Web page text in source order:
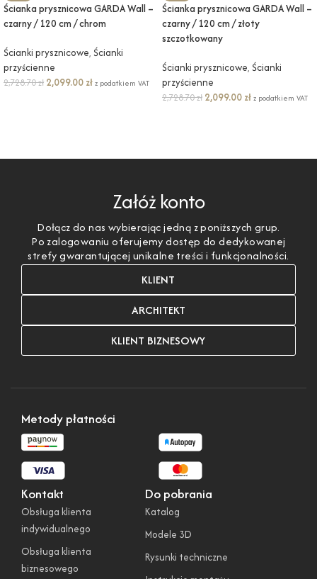
Ścianka prysznicowa GARDA Wall –
czarny / 120 cm / chrom
Ścianki prysznicowe, Ścianki
przyścienne
2,728.70zł 2,099.00 złz podatkiem VAT
Ścianka prysznicowa GARDA Wall –
czarny / 120 cm / złoty
szczotkowany
Ścianki prysznicowe, Ścianki
przyścienne
2,728.70zł 2,099.00 złz podatkiem VAT
Załóż konto
Dołącz do nas wybierając jedną z poniższych grup.
Po zalogowaniu oferujemy dostęp do dedykowanej
strefy gwarantującej unikalne treści i funkcjonalności.
KLIENT
ARCHITEKT
KLIENT BIZNESOWY
Kontakt
Obsługa klienta
indywidualnego
Obsługa klienta
biznesowego
Do pobrania
Katalog
Modele 3D
Rysunki techniczne
Metody płatności